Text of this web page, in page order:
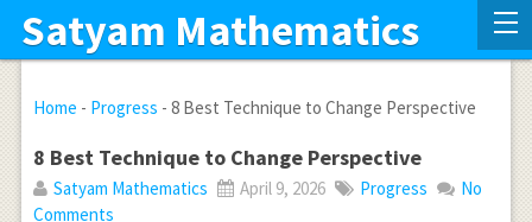
Satyam Mathematics
Home - Progress - 8 Best Technique to Change Perspective
8 Best Technique to Change Perspective
Satyam Mathematics April 9, 2026 Progress
No
Comments